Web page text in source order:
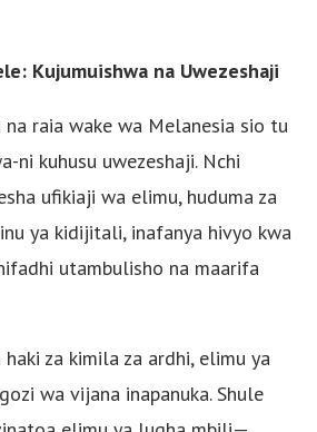
Kujumuishwa na Uwezeshaji
na raia wake wa Melanesia sio tu
ni kuhusu uwezeshaji. Nchi
ufikiaji wa elimu, huduma za
ya kidijitali, inafanya hivyo kwa
utambulisho na maarifa
haki za kimila za ardhi, elimu ya
wa vijana inapanuka. Shule